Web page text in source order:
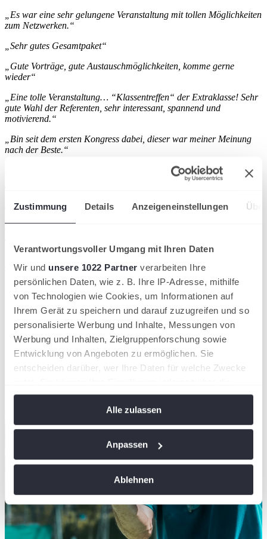
Zustimmung Details Anzeigeneinstellungen
Verantwortungsvoller Umgang mit Ihren Daten
Wir und unsere 1022 Partner verarbeiten Ihre
persönlichen Daten, wie z. B. Ihre IP-Adresse, mithilfe
von Technologien wie Cookies, um Informationen auf
Ihrem Gerät zu speichern und darauf zuzugreifen und so
personalisierte Werbung und Inhalte, Messungen von
Werbung und Inhalten, Zielgruppenforschung sowie
Entwicklung von Angeboten zu ermöglichen. Sie
entscheiden darüber, wer Ihre Daten für welche Zwecke
Cookie-Erklärung oder durch Klicken auf das Privacy
Trigger Symbol ändern oder widerrufen
Wenn Sie es erlauben, würden wir auch gerne:
bestimmten Merkmalen (Fingerprinting) identifizieren
Erfahren Sie mehr darüber, wie Ihre persönlichen Daten
Alle zulassen
Anpassen
Ablehnen
„Es war eine sehr gelungene Veranstaltung mit tollen Möglichkeiten
zum Netzwerken.“
„Sehr gutes Gesamtpaket“
„Gute Vorträge, gute Austauschmöglichkeiten, komme gerne
wieder“
„Eine tolle Veranstaltung… “Klassentreffen“ der Extraklasse! Sehr
gute Wahl der Referenten, sehr interessant, spannend und
motivierend.“
„Bin seit dem ersten Kongress dabei, dieser war meiner Meinung
nach der Beste.“
Tickets für den Internationalen DTB Tenniskongress presented by
HEAD gibt es als Tagesticket oder als Kombiticket für alle drei
Hierwird in einer neuen Registerkarte geöffnet
geht es direkt zum
Ticketshop.
Artikel teilen
Ähnliche News
Kompaktansicht